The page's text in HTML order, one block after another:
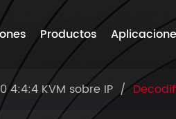
Productos
4:4:4 KVM sobre IP